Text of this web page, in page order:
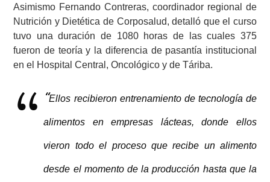
Asimismo Fernando Contreras, coordinador regional de
Nutrición y Dietética de Corposalud, detalló que el curso
tuvo una duración de 1080 horas de las cuales 375
fueron de teoría y la diferencia de pasantía institucional
en el Hospital Central, Oncológico y de Táriba.
“Ellos recibieron entrenamiento de tecnología de
alimentos en empresas lácteas, donde ellos
vieron todo el proceso que recibe un alimento
desde el momento de la producción hasta que la